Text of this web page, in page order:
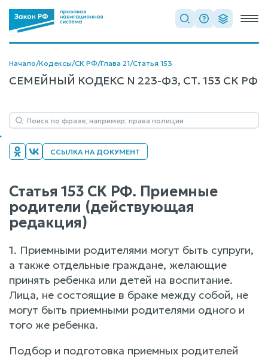
Начало/Кодексы/СК РФ/Глава 21/Статья 153
СЕМЕЙНЫЙ КОДЕКС N 223-ФЗ, СТ. 153 СК РФ
ССЫЛКА НА ДОКУМЕНТ
Статья 153 СК РФ. Приемные
родители (действующая
редакция)
1. Приемными родителями могут быть супруги,
а также отдельные граждане, желающие
принять ребенка или детей на воспитание.
Лица, не состоящие в браке между собой, не
могут быть приемными родителями одного и
того же ребенка.
Подбор и подготовка приемных родителей